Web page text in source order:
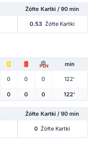
Żółte Kartki / 90 min
0.53 Żółte Kartki
PEN min
0 0 0 122'
0 0 0 122'
Żółte Kartki / 90 min
0 Żółte Kartki